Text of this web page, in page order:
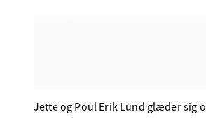
Jette og Poul Erik Lund glæder sig